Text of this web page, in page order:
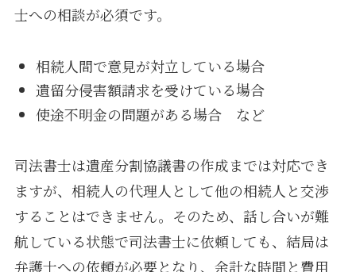
士への相談が必須です。
相続人間で意見が対立している場合
遺留分侵害額請求を受けている場合
使途不明金の問題がある場合 など
司法書士は遺産分割協議書の作成までは対応でき
ますが、相続人の代理人として他の相続人と交渉
することはできません。そのため、話し合いが難
航している状態で司法書士に依頼しても、結局は
弁護士への依頼が必要となり、余計な時間と費用